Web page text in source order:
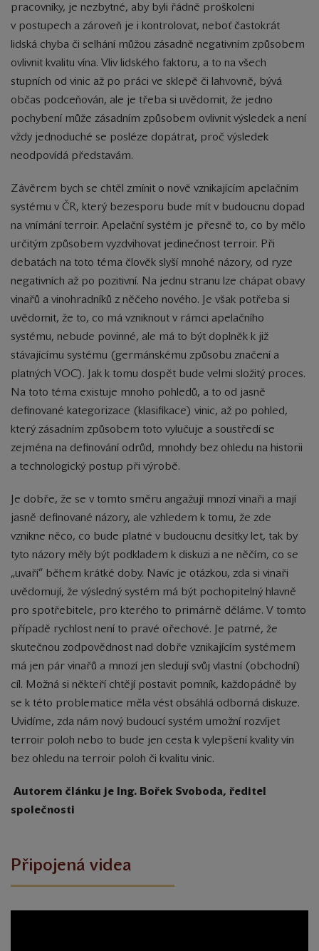
pracovníky, je nezbytné, aby byli řádně proškoleni
v postupech a zároveň je i kontrolovat, neboť častokrát
lidská chyba či selhání můžou zásadně negativním způsobem
ovlivnit kvalitu vína. Vliv lidského faktoru, a to na všech
stupních od vinic až po práci ve sklepě či lahvovně, bývá
občas podceňován, ale je třeba si uvědomit, že jedno
pochybení může zásadním způsobem ovlivnit výsledek a není
vždy jednoduché se posléze dopátrat, proč výsledek
neodpovídá představám.
Závěrem bych se chtěl zmínit o nově vznikajícím apelačním
systému v ČR, který bezesporu bude mít v budoucnu dopad
na vnímání terroir. Apelační systém je přesně to, co by mělo
určitým způsobem vyzdvihovat jedinečnost terroir. Při
debatách na toto téma člověk slyší mnohé názory, od ryze
negativních až po pozitivní. Na jednu stranu lze chápat obavy
vinařů a vinohradníků z něčeho nového. Je však potřeba si
uvědomit, že to, co má vzniknout v rámci apelačního
systému, nebude povinné, ale má to být doplněk k již
stávajícímu systému (germánskému způsobu značení a
platných VOC). Jak k tomu dospět bude velmi složitý proces.
Na toto téma existuje mnoho pohledů, a to od jasně
definované kategorizace (klasifikace) vinic, až po pohled,
který zásadním způsobem toto vylučuje a soustředí se
zejména na definování odrůd, mnohdy bez ohledu na historii
a technologický postup při výrobě.
Je dobře, že se v tomto směru angažují mnozí vinaři a mají
jasně definované názory, ale vzhledem k tomu, že zde
vznikne něco, co bude platné v budoucnu desítky let, tak by
tyto názory měly být podkladem k diskuzi a ne něčím, co se
„uvaří“ během krátké doby. Navíc je otázkou, zda si vinaři
uvědomují, že výsledný systém má být pochopitelný hlavně
pro spotřebitele, pro kterého to primárně děláme. V tomto
případě rychlost není to pravé ořechové. Je patrné, že
skutečnou zodpovědnost nad dobře vznikajícím systémem
má jen pár vinařů a mnozí jen sledují svůj vlastní (obchodní)
cíl. Možná si někteří chtějí postavit pomník, každopádně by
se k této problematice měla vést obsáhlá odborná diskuze.
Uvidíme, zda nám nový budoucí systém umožní rozvíjet
terroir poloh nebo to bude jen cesta k vylepšení kvality vín
bez ohledu na terroir poloh či kvalitu vinic.
Autorem článku je Ing. Bořek Svoboda, ředitel
společnosti
Připojená videa